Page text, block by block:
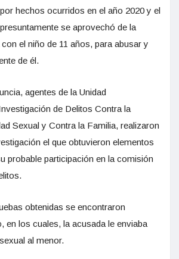
hechos ocurridos en el año 2020 y el
se aprovechó de la
el niño de 11 años, para abusar y
de él.
agentes de la Unidad
de Delitos Contra la
Sexual y Contra la Familia, realizaron
el que obtuvieron elementos
probable participación en la comisión
obtenidas se encontraron
en los cuales, la acusada le enviaba
al menor.